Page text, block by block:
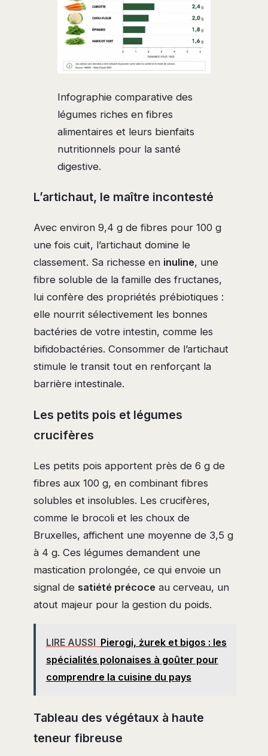
Infographie comparative des
légumes riches en fibres
alimentaires et leurs bienfaits
nutritionnels pour la santé
digestive.
L’artichaut, le maître incontesté
Avec environ 9,4 g de fibres pour 100 g
une fois cuit, l’artichaut domine le
classement. Sa richesse en inuline, une
fibre soluble de la famille des fructanes,
lui confère des propriétés prébiotiques :
elle nourrit sélectivement les bonnes
bactéries de votre intestin, comme les
bifidobactéries. Consommer de l’artichaut
stimule le transit tout en renforçant la
barrière intestinale.
Les petits pois et légumes
crucifères
Les petits pois apportent près de 6 g de
fibres aux 100 g, en combinant fibres
solubles et insolubles. Les crucifères,
comme le brocoli et les choux de
Bruxelles, affichent une moyenne de 3,5 g
à 4 g. Ces légumes demandent une
mastication prolongée, ce qui envoie un
signal de satiété précoce au cerveau, un
atout majeur pour la gestion du poids.
LIRE AUSSI Pierogi, żurek et bigos : les
spécialités polonaises à goûter pour
comprendre la cuisine du pays
Tableau des végétaux à haute
teneur fibreuse